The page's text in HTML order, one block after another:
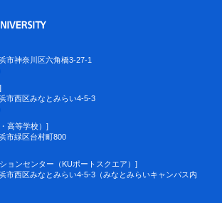
市神奈川区六角橋3-27-1
]
市西区みなとみらい4-5-3
高等学校）]
市緑区台村町800
ョンセンター（KUポートスクエア）]
西区みなとみらい4-5-3（みなとみらいキャンパス内